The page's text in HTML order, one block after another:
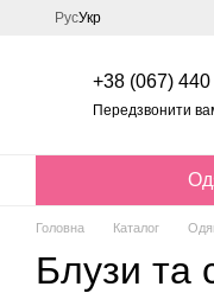
Перейти до основного
РусУкр
+38 (067)
Передзвонити
Головна Каталог
Блузи та